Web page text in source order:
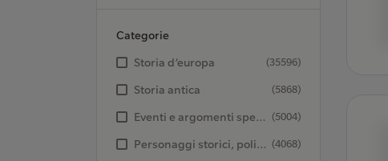
Categorie
Storia d’europa
(35596)
Storia antica (5868)
Eventi e argomenti specifici storia (5004)
Personaggi storici, politici e militari (4068)